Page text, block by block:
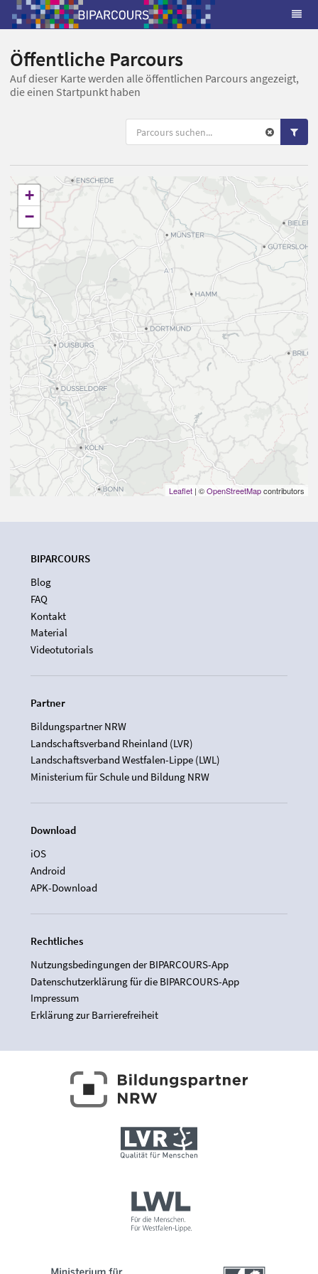
Öffentliche Parcours
Auf dieser Karte werden alle öffentlichen Parcours angezeigt,
die einen Startpunkt haben
+
−
Leaflet | ©OpenStreetMapcontributors
BIPARCOURS
Blog
FAQ
Kontakt
Material
Videotutorials
Partner
Bildungspartner NRW
Landschaftsverband Rheinland (LVR)
Landschaftsverband Westfalen-Lippe (LWL)
Ministerium für Schule und Bildung NRW
Download
iOS
Android
APK-Download
Rechtliches
Nutzungsbedingungen der BIPARCOURS-App
Datenschutzerklärung für die BIPARCOURS-App
Impressum
Erklärung zur Barrierefreiheit